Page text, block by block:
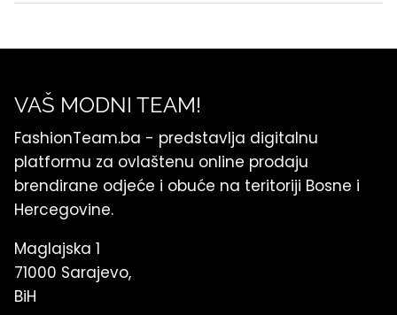
VAŠ MODNI TEAM!
FashionTeam.ba - predstavlja digitalnu
platformu za ovlaštenu online prodaju
brendirane odjeće i obuće na teritoriji Bosne i
Hercegovine.
Maglajska 1
71000 Sarajevo,
BiH